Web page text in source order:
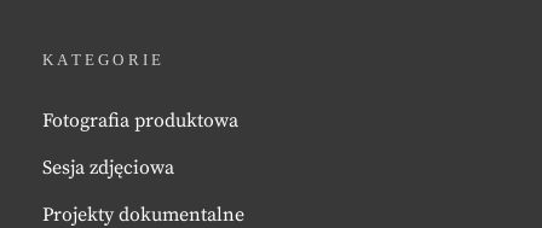
KATEGORIE
Fotografia produktowa
Sesja zdjęciowa
Projekty dokumentalne